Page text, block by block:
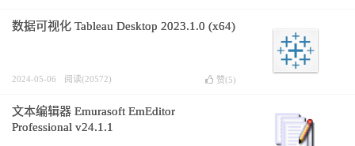
数据可视化 Tableau Desktop 2023.1.0 (x64)
2024-05-06 阅读(20572) 赞(5)
文本编辑器 Emurasoft EmEditor
Professional v24.1.1